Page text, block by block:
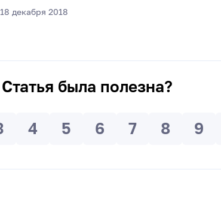
декабря 2018
Статья была полезна?
9
8
7
6
5
4